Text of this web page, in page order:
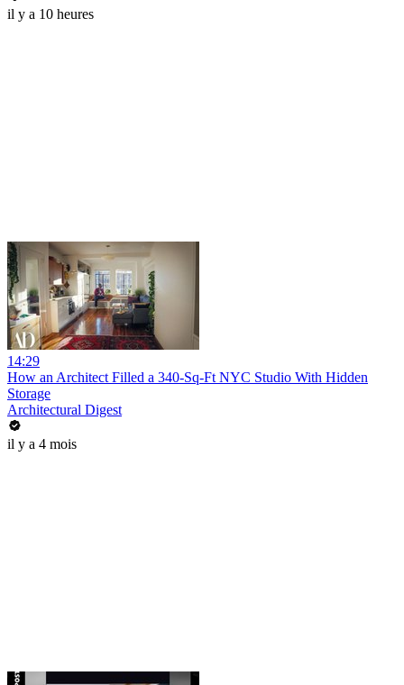
il y a 10 heures
14:29
How an Architect Filled a 340-Sq-Ft NYC Studio With Hidden
Storage
Architectural Digest
il y a 4 mois